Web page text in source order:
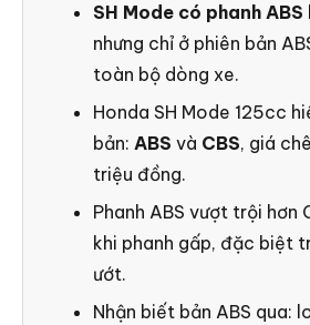
SH Mode có phanh
nhưng chỉ ở phiên bản
toàn bộ dòng xe.
Honda SH Mode 125cc
bản: ABS và CBS, giá
triệu đồng.
Phanh ABS vượt trội hơn
khi phanh gấp, đặc biệt
ướt.
Nhận biết bản ABS qua: